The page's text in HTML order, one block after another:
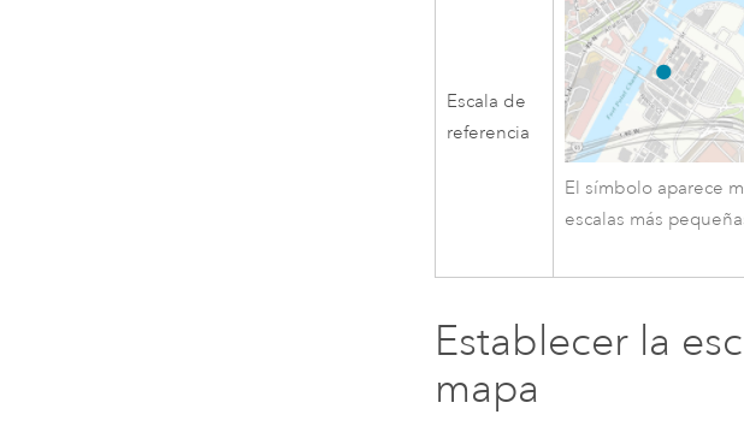
Escala de
referencia
El símbolo aparece
escalas más
Establecer la
mapa